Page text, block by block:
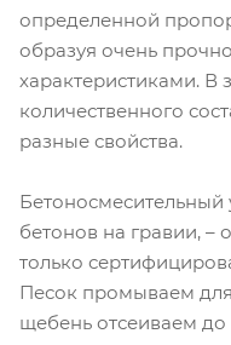
определенной
образуя очень
характеристиками. В
количественного
разные свойства.
бетонов на гравии, –
только
Песок промываем
щебень отсеиваем